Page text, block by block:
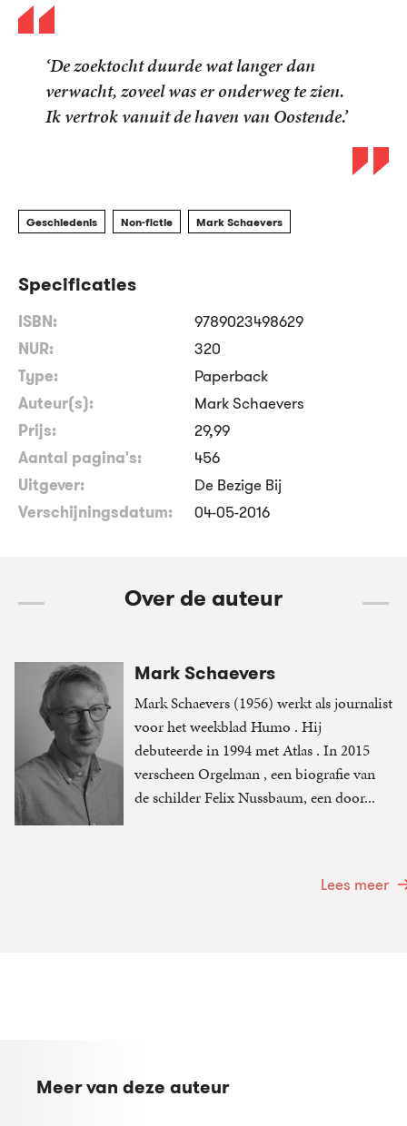
‘De zoektocht duurde wat langer dan
verwacht, zoveel was er onderweg te zien.
Ik vertrok vanuit de haven van Oostende.’
Geschiedenis Non-fictie Mark Schaevers
Specificaties
ISBN:
9789023498629
NUR:
320
Type:
Paperback
Auteur(s):
Mark Schaevers
Prijs:
29,99
Aantal pagina's:
456
Uitgever:
De Bezige Bij
Verschijningsdatum:
04-05-2016
Over de auteur
Mark Schaevers
Mark Schaevers (1956) werkt als journalist
voor het weekblad Humo . Hij
debuteerde in 1994 met Atlas . In 2015
verscheen Orgelman , een biografie van
de schilder Felix Nussbaum, een door...
Lees meer
Meer van deze auteur